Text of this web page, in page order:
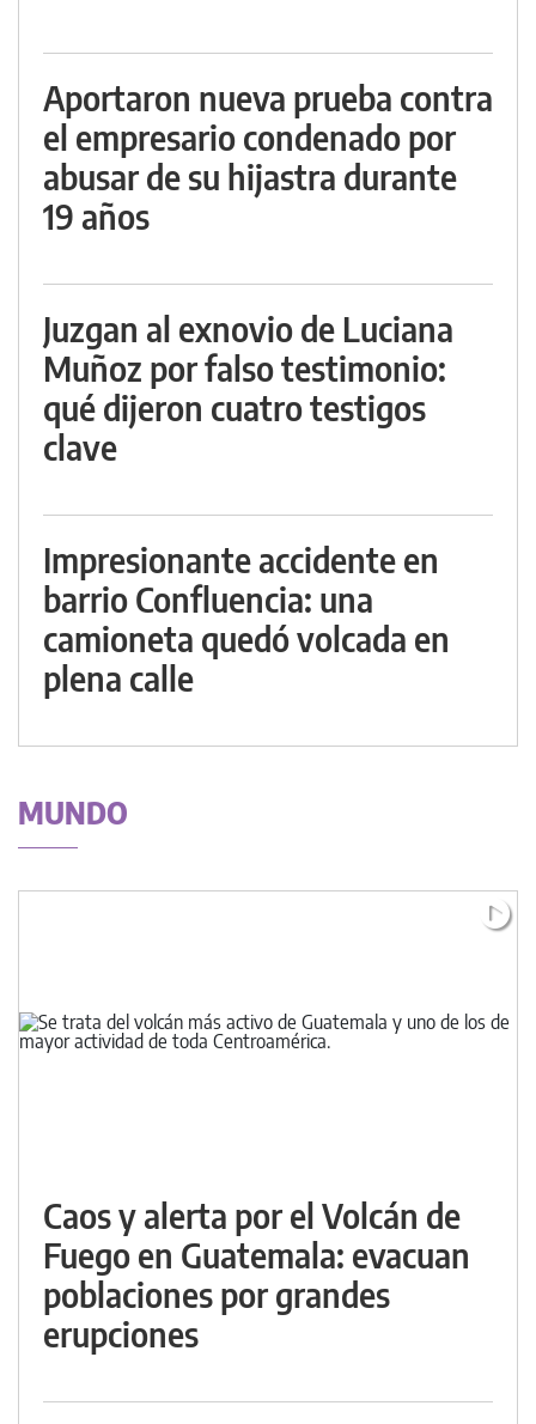
Aportaron nueva prueba contra
el empresario condenado por
abusar de su hijastra durante
19 años
Juzgan al exnovio de Luciana
Muñoz por falso testimonio:
qué dijeron cuatro testigos
clave
Impresionante accidente en
barrio Confluencia: una
camioneta quedó volcada en
plena calle
MUNDO
Caos y alerta por el Volcán de
Fuego en Guatemala: evacuan
poblaciones por grandes
erupciones